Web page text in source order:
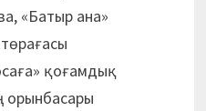
«Батыр ана»
қоғамдық
орынбасары